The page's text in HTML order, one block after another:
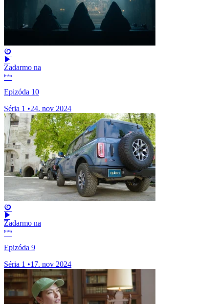
Zadarmo na
Epizóda 10
Séria 1 •24. nov 2024
Zadarmo na
Epizóda 9
Séria 1 •17. nov 2024